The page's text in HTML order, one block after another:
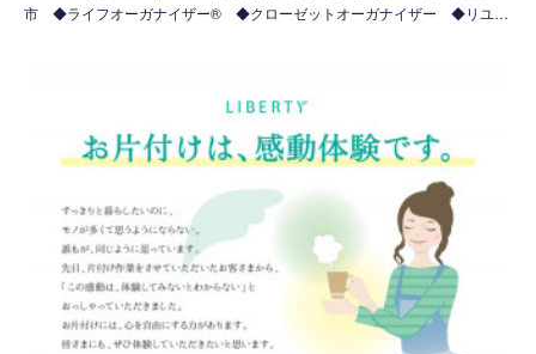
市 ◆ライフオーガナイザー® ◆クローゼットオーガナイザー ◆リユ…